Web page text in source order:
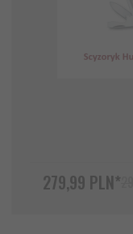
279,99 PLN*